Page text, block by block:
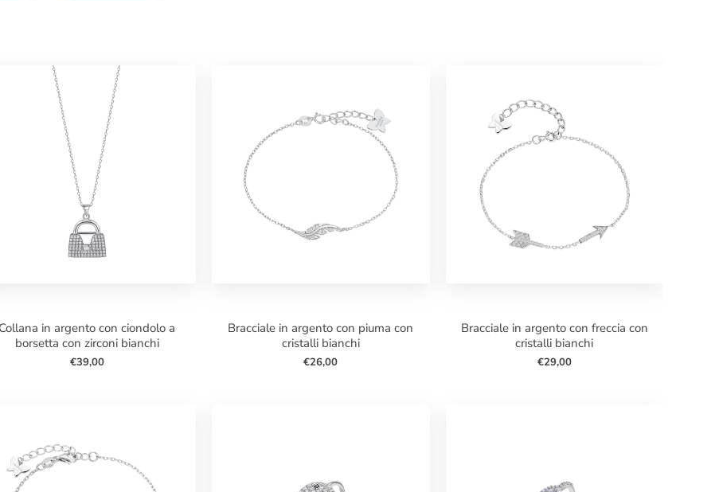
collana in argento con ciondolo a
borsetta con zirconi bianchi
€39,00
bracciale in argento con piuma con
cristalli bianchi
€26,00
bracciale in argento con freccia con
cristalli bianchi
€29,00